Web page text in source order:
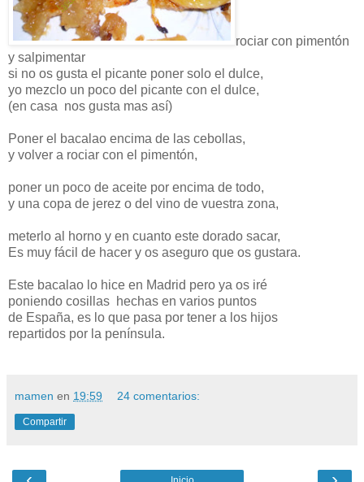
rociar con pimentón
y salpimentar
si no os gusta el picante poner solo el dulce,
yo mezclo un poco del picante con el dulce,
(en casa nos gusta mas así)
Poner el bacalao encima de las cebollas,
y volver a rociar con el pimentón,
poner un poco de aceite por encima de todo,
y una copa de jerez o del vino de vuestra zona,
meterlo al horno y en cuanto este dorado sacar,
Es muy fácil de hacer y os aseguro que os gustara.
Este bacalao lo hice en Madrid pero ya os iré
poniendo cosillas hechas en varios puntos
de España, es lo que pasa por tener a los hijos
repartidos por la península.
mamen en 19:59 24 comentarios:
Compartir